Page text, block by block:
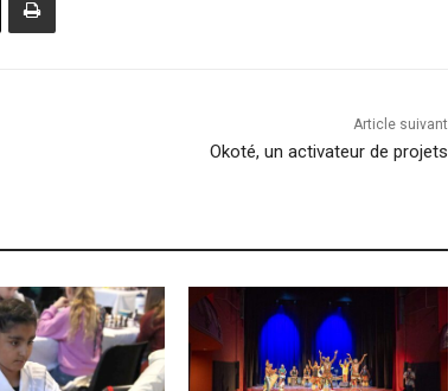
Article suivant
Okoté, un activateur de projets